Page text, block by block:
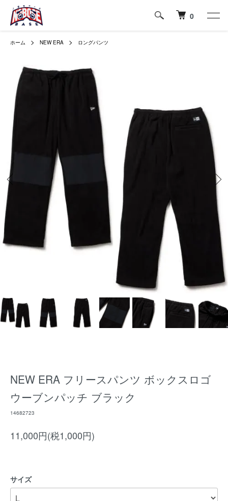
0
ホーム NEW ERA ロングパンツ
NEW ERA フリースパンツ ボックスロゴ
ウーブンパッチ ブラック
14682723
11,000円(税1,000円)
サイズ